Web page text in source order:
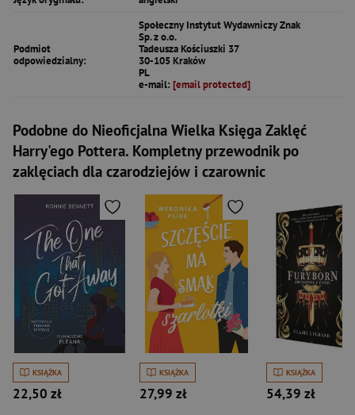
Podmiot
odpowiedzialny:
Społeczny Instytut Wydawniczy Znak
Sp. z o.o.
Tadeusza Kościuszki 37
30-105 Kraków
PL
e-mail: [email protected]
Podobne do Nieoficjalna Wielka Księga Zaklęć
Harry'ego Pottera. Kompletny przewodnik po
zaklęciach dla czarodziejów i czarownic
KSIĄŻKA
22,50 zł
KSIĄŻKA
27,99 zł
KSIĄŻKA
54,39 zł